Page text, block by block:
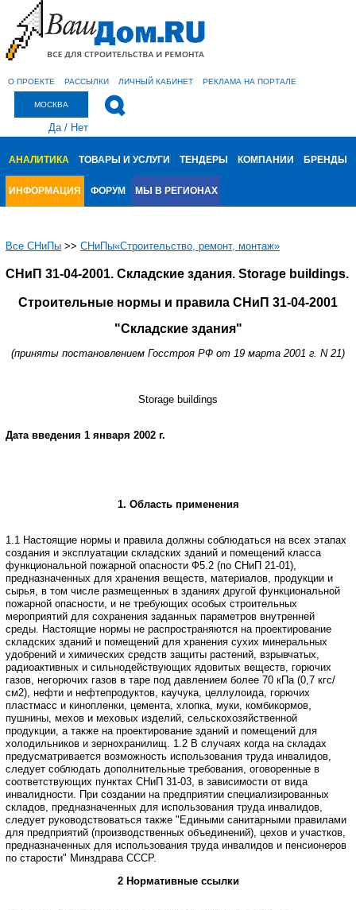
О ПРОЕКТЕ РАССЫЛКИ ЛИЧНЫЙ КАБИНЕТ РЕКЛАМА НА ПОРТАЛЕ
МОСКВА
Да/ Нет
АНАЛИТИКА ТОВАРЫ И УСЛУГИ ТЕНДЕРЫ КОМПАНИИ БРЕНДЫ
ИНФОРМАЦИЯ ФОРУМ МЫ В РЕГИОНАХ
Все СНиПы >> СНиПы«Строительство, ремонт, монтаж»
СНиП 31-04-2001. Складские здания. Storage buildings.
Строительные нормы и правила СНиП 31-04-2001
"Складские здания"
(приняты постановлением Госстроя РФ от 19 марта 2001 г. N 21)
Storage buildings
Дата введения 1 января 2002 г.
1. Область применения
1.1 Настоящие нормы и правила должны соблюдаться на всех этапах
создания и эксплуатации складских зданий и помещений класса
функциональной пожарной опасности Ф5.2 (по СНиП 21-01),
предназначенных для хранения веществ, материалов, продукции и
сырья, в том числе размещенных в зданиях другой функциональной
пожарной опасности, и не требующих особых строительных
мероприятий для сохранения заданных параметров внутренней
среды. Настоящие нормы не распространяются на проектирование
складских зданий и помещений для хранения сухих минеральных
удобрений и химических средств защиты растений, взрывчатых,
радиоактивных и сильнодействующих ядовитых веществ, горючих
газов, негорючих газов в таре под давлением более 70 кПа (0,7 кгс/
см2), нефти и нефтепродуктов, каучука, целлулоида, горючих
пластмасс и кинопленки, цемента, хлопка, муки, комбикормов,
пушнины, мехов и меховых изделий, сельскохозяйственной
продукции, а также на проектирование зданий и помещений для
холодильников и зернохранилищ. 1.2 В случаях когда на складах
предусматривается возможность использования труда инвалидов,
следует соблюдать дополнительные требования, оговоренные в
соответствующих пунктах СНиП 31-03, в зависимости от вида
инвалидности. При создании на предприятии специализированных
складов, предназначенных для использования труда инвалидов,
следует руководствоваться также "Едиными санитарными правилами
для предприятий (производственных объединений), цехов и участков,
предназначенных для использования труда инвалидов и пенсионеров
по старости" Минздрава СССР.
2 Нормативные ссылки